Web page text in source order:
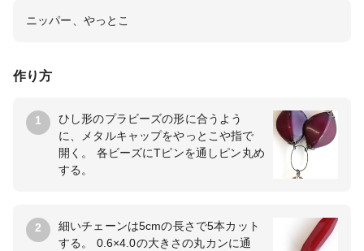
作り方
1
ひし形のプラビーズの形に合うよう
に、メタルキャップをやっとこや指で
開く。 各ビーズにTピンを通しピン丸め
する。
2
細いチェーンは5cmの長さで5本カット
する。 0.6×4.0の大きさの丸カンに通
ニッパー、やっとこ